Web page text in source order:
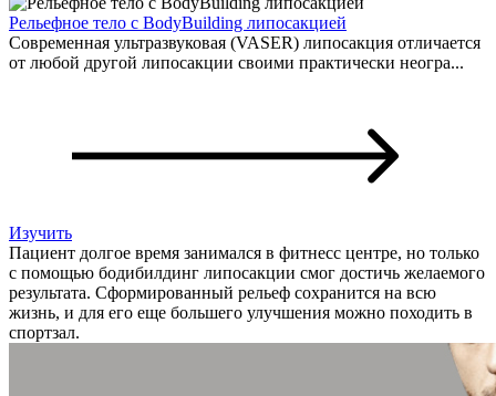
Рельефное тело c BodyBuilding липосакцией
Современная ультразвуковая (VASER) липосакция отличается
от любой другой липосакции своими практически неогра...
Изучить
Пациент долгое время занимался в фитнесс центре, но только
с помощью бодибилдинг липосакции смог достичь желаемого
результата. Сформированный рельеф сохранится на всю
жизнь, и для его еще большего улучшения можно походить в
спортзал.